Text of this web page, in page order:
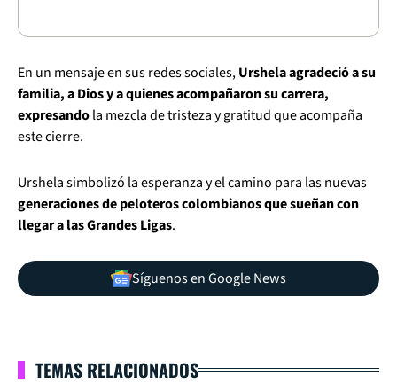
En un mensaje en sus redes sociales,Urshela agradeció a su
familia, a Dios y a quienes acompañaron su carrera,
expresandola mezcla de tristeza y gratitud que acompaña
este cierre.
Urshela simbolizó la esperanza y el camino para las nuevas
generaciones de peloteros colombianos que sueñan con
llegar a las Grandes Ligas.
Síguenos en Google News
TEMAS RELACIONADOS